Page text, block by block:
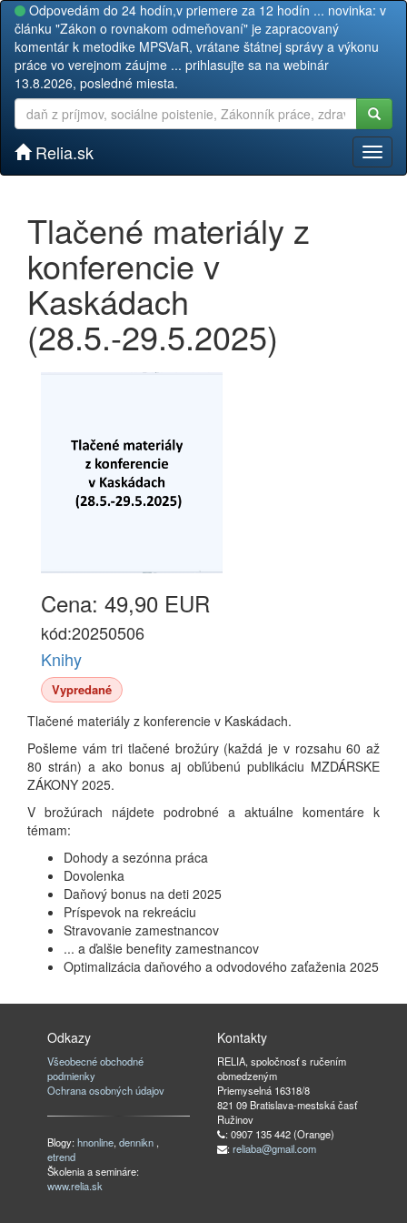
Odpovedám do 24 hodín,v priemere za 12 hodín ... novinka: v
článku "Zákon o rovnakom odmeňovaní" je zapracovaný
komentár k metodike MPSVaR, vrátane štátnej správy a výkonu
práce vo verejnom záujme ... prihlasujte sa na webinár
13.8.2026, posledné miesta.
Relia.sk
Tlačené materiály z
konferencie v
Kaskádach
(28.5.-29.5.2025)
Cena: 49,90 EUR
kód:20250506
Knihy
Vypredané
Tlačené materiály z konferencie v Kaskádach.
Pošleme vám tri tlačené brožúry (každá je v rozsahu 60 až
80 strán) a ako bonus aj obľúbenú publikáciu MZDÁRSKE
ZÁKONY 2025.
V brožúrach nájdete podrobné a aktuálne komentáre k
témam:
Dohody a sezónna práca
Dovolenka
Daňový bonus na deti 2025
Príspevok na rekreáciu
Stravovanie zamestnancov
... a ďalšie benefity zamestnancov
Optimalizácia daňového a odvodového zaťaženia 2025
Odkazy
Všeobecné obchodné
podmienky
Ochrana osobných údajov
Blogy:hnonline,dennikn ,
etrend
Školenia a semináre:
www.relia.sk
Kontakty
RELIA, spoločnosť s ručením
obmedzeným
Priemyselná 16318/8
821 09 Bratislava-mestská časť
Ružinov
: 0907 135 442 (Orange)
: reliaba@gmail.com